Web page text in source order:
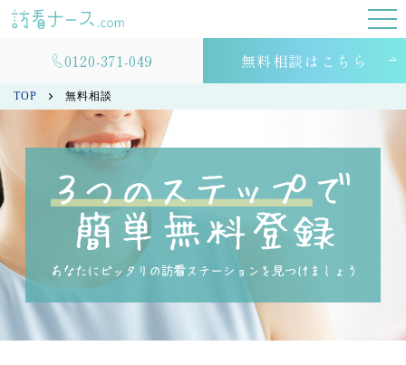
0120-371-049 無料相談はこちら
TOP 無料相談